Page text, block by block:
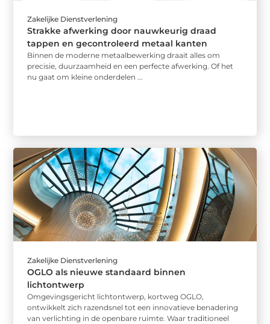
Zakelijke Dienstverlening
Strakke afwerking door nauwkeurig draad
tappen en gecontroleerd metaal kanten
Binnen de moderne metaalbewerking draait alles om
precisie, duurzaamheid en een perfecte afwerking. Of het
nu gaat om kleine onderdelen ...
Zakelijke Dienstverlening
OGLO als nieuwe standaard binnen
lichtontwerp
Omgevingsgericht lichtontwerp, kortweg OGLO,
ontwikkelt zich razendsnel tot een innovatieve benadering
van verlichting in de openbare ruimte. Waar traditioneel